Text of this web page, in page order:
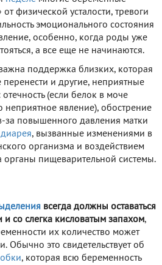
физической усталости, тревоги
эмоционального состояния
особенно, когда роды уже
а все еще не начинаются.
поддержка близких, которая
и другие, неприятные
(если белок в моче
неприятное явление), обострение
за повышенного давления матки
диарея, вызванные изменениями в
организма и воздействием
органы пищеварительной системы.
всегда должны оставаться
со слегка кисловатым запахом,
их количество может
Обычно это свидетельствует об
, которая всю беременность